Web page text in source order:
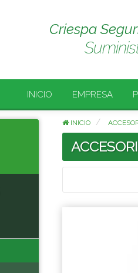
Criespa
INICIO EMPRESA
INICIO